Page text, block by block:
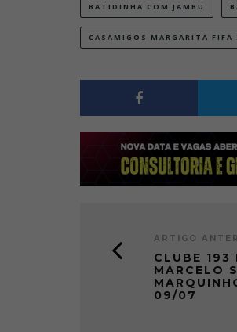
BATIDINHA COM JAMBU
CASAMIGOS MARGARITA FIFA
ARTIGO
CLUBE 193
MARCELO
09/07